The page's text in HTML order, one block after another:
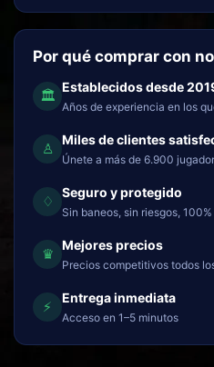
Por qué comprar con
🏛
Establecidos desde
Años de experiencia en los
♙
Miles de clientes
Únete a más de 6.900
♢
Seguro y protegido
Sin baneos, sin riesgos,
♛
Mejores precios
Precios competitivos todos
⚡
Entrega inmediata
Acceso en 1–5 minutos